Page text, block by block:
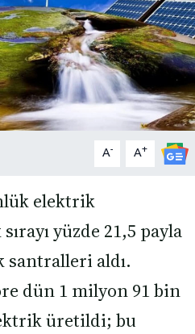
A- A+
elektrik
yüzde 21,5 payla
aldı.
dün 1 milyon 91 bin
üretildi; bu